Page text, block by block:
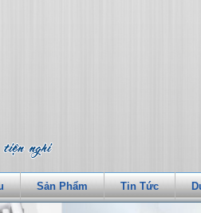
Sản Phẩm Tin Tức